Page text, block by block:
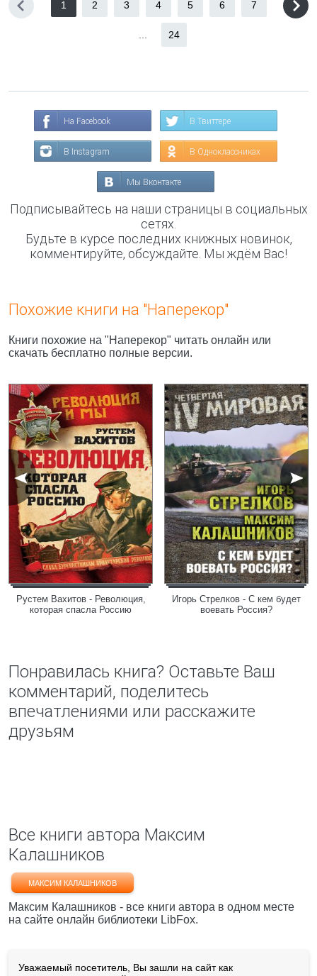
1 2 3 4 5 6 7
24
На Facebook В Твиттере
В Instagram В Одноклассниках
Мы Вконтакте
Подписывайтесь на наши страницы в социальных
сетях.
Будьте в курсе последних книжных новинок,
комментируйте, обсуждайте. Мы ждём Вас!
Похожие книги на "Наперекор"
Книги похожие на "Наперекор" читать онлайн или
скачать бесплатно полные версии.
Рустем Вахитов - Революция,
которая спасла Россию
Игорь Стрелков - С кем будет
воевать Россия?
Понравилась книга? Оставьте Ваш
комментарий, поделитесь
впечатлениями или расскажите
друзьям
Все книги автора Максим
Калашников
МАКСИМ КАЛАШНИКОВ
Максим Калашников - все книги автора в одном месте
на сайте онлайн библиотеки LibFox.
Уважаемый посетитель, Вы зашли на сайт как